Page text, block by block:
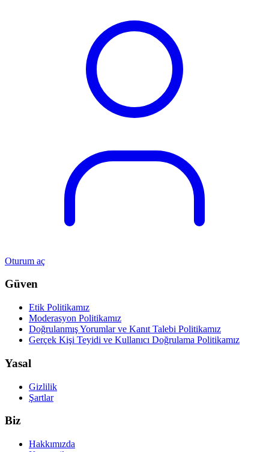
Oturum aç
Güven
Etik Politikamız
Moderasyon Politikamız
Doğrulanmış Yorumlar ve Kanıt Talebi Politikamız
Gerçek Kişi Teyidi ve Kullanıcı Doğrulama Politikamız
Yasal
Gizlilik
Şartlar
Biz
Hakkımızda